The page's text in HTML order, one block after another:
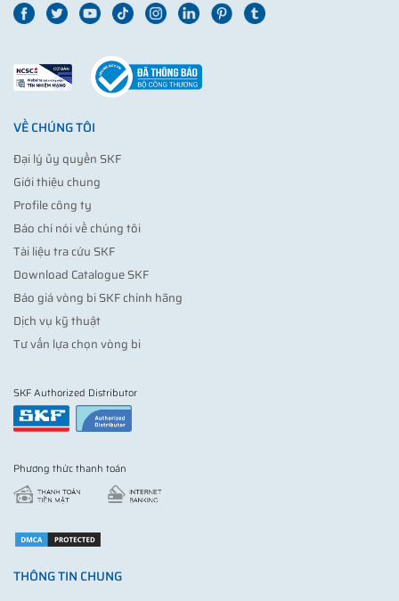
VỀ CHÚNG TÔI
Đại lý ủy quyền SKF
Giới thiệu chung
Profile công ty
Báo chí nói về chúng tôi
Tài liệu tra cứu SKF
Download Catalogue SKF
Báo giá vòng bi SKF chính hãng
Dịch vụ kỹ thuật
Tư vấn lựa chọn vòng bi
SKF Authorized Distributor
Phương thức thanh toán
THÔNG TIN CHUNG